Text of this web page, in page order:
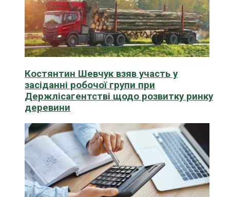
Костянтин Шевчук взяв участь у
засіданні робочої групи при
Держлісагентстві щодо розвитку ринку
деревини